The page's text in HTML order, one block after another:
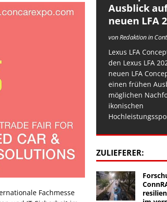
Fachmesse
Ausblick
neuen LFA
von Redaktion in
Lexus LFA
den Lexus LFA
neuen LFA
einen frühen
möglichen
ikonischen
ZULIEFERER: